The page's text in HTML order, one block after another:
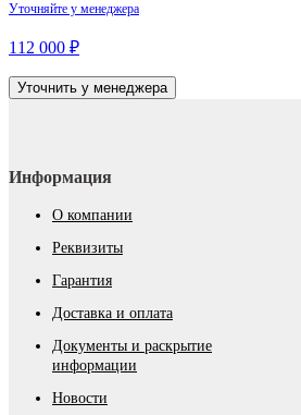
Уточняйте у менеджера
112 000 ₽
Уточнить у менеджера
Информация
О компании
Реквизиты
Гарантия
Доставка и оплата
Документы и раскрытие
информации
Новости